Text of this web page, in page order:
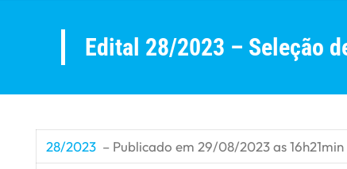
Edital 28/2023 – Seleção
28/2023– Publicado em 29/08/2023 as 16h21min